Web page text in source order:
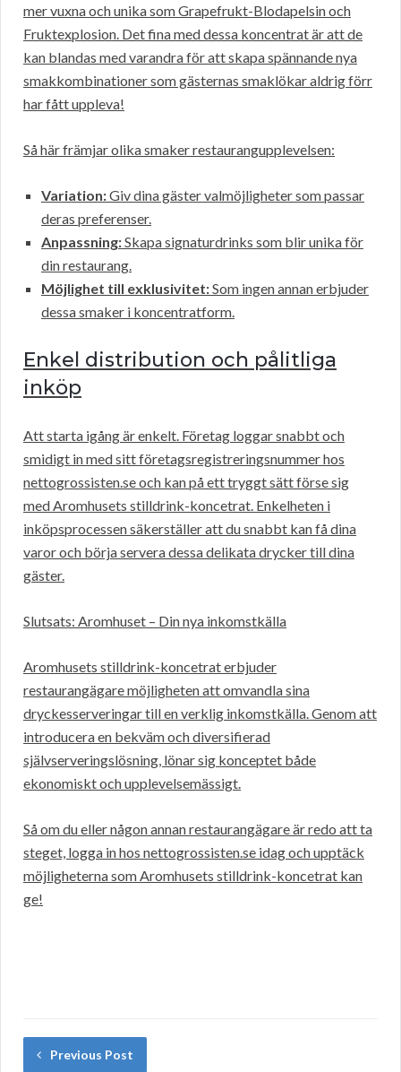
mer vuxna och unika som Grapefrukt-Blodapelsin och
Fruktexplosion. Det fina med dessa koncentrat är att de
kan blandas med varandra för att skapa spännande nya
smakkombinationer som gästernas smaklökar aldrig förr
har fått uppleva!
Så här främjar olika smaker restaurangupplevelsen:
Variation:Giv dina gäster valmöjligheter som passar
deras preferenser.
Anpassning:Skapa signaturdrinks som blir unika för
din restaurang.
Möjlighet till exklusivitet:Som ingen annan erbjuder
dessa smaker i koncentratform.
Enkel distribution och pålitliga
inköp
Att starta igång är enkelt. Företag loggar snabbt och
smidigt in med sitt företagsregistreringsnummer hos
nettogrossisten.se och kan på ett tryggt sätt förse sig
med Aromhusets stilldrink-koncetrat. Enkelheten i
inköpsprocessen säkerställer att du snabbt kan få dina
varor och börja servera dessa delikata drycker till dina
gäster.
Slutsats: Aromhuset – Din nya inkomstkälla
Aromhusets stilldrink-koncetrat erbjuder
restaurangägare möjligheten att omvandla sina
dryckesserveringar till en verklig inkomstkälla. Genom att
introducera en bekväm och diversifierad
självserveringslösning, lönar sig konceptet både
ekonomiskt och upplevelsemässigt.
Så om du eller någon annan restaurangägare är redo att ta
steget, logga in hos nettogrossisten.se idag och upptäck
möjligheterna som Aromhusets stilldrink-koncetrat kan
ge!
Previous Post